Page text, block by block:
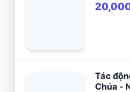
Tác
Chúa -